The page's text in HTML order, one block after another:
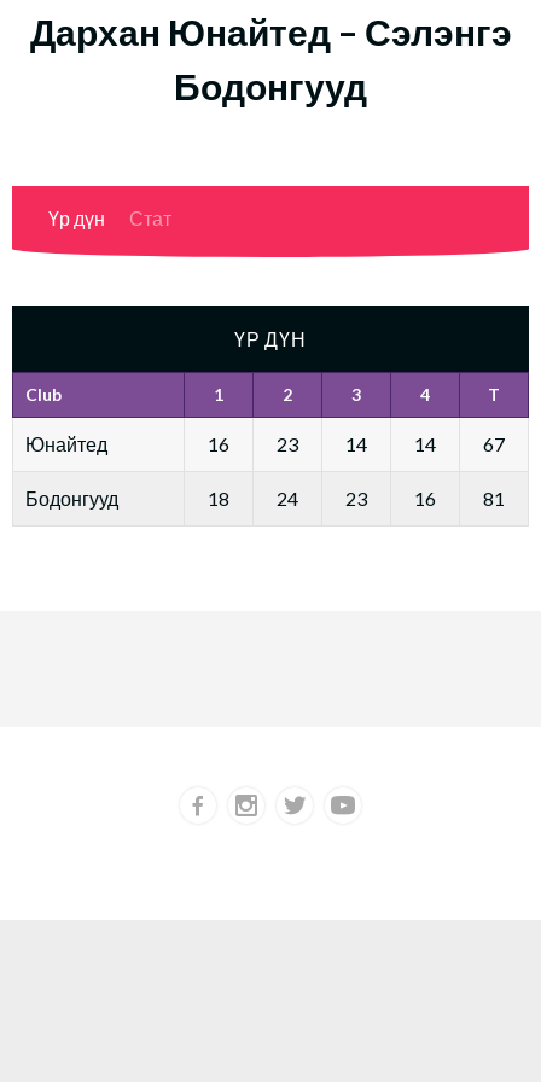
Дархан Юнайтед – Сэлэнгэ
Бодонгууд
Үр дүн Стат
ҮР ДҮН
Club 1 2 3 4 T
Юнайтед 16 23 14 14 67
Бодонгууд 18 24 23 16 81